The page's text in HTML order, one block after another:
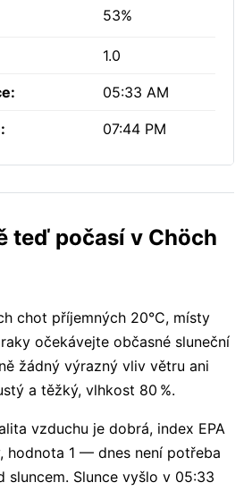
53%
1.0
05:33 AM
07:44 PM
teď počasí v Chöch
chot příjemných 20°C, místy
očekávejte občasné sluneční
žádný výrazný vliv větru ani
a těžký, vlhkost 80 %.
vzduchu je dobrá, index EPA
hodnota 1 — dnes není potřeba
sluncem. Slunce vyšlo v 05:33